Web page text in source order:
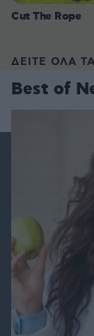
Cut The Rope
ΔΕΙΤΕ ΟΛΑ ΤΑ
Best of